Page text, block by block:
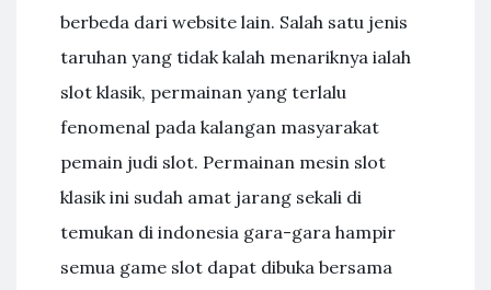
berbeda dari website lain. Salah satu jenis
taruhan yang tidak kalah menariknya ialah
slot klasik, permainan yang terlalu
fenomenal pada kalangan masyarakat
pemain judi slot. Permainan mesin slot
klasik ini sudah amat jarang sekali di
temukan di indonesia gara-gara hampir
semua game slot dapat dibuka bersama